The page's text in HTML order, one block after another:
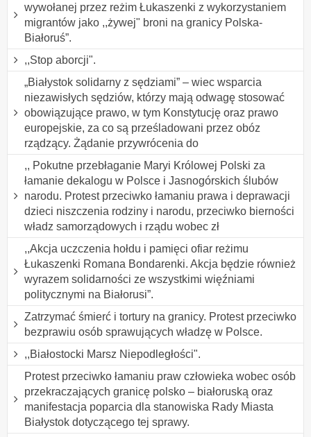
wywołanej przez reżim Łukaszenki z wykorzystaniem
migrantów jako ,,żywej" broni na granicy Polska-
Białoruś”.
,,Stop aborcji".
„Białystok solidarny z sędziami” – wiec wsparcia
niezawisłych sędziów, którzy mają odwagę stosować
obowiązujące prawo, w tym Konstytucję oraz prawo
europejskie, za co są prześladowani przez obóz
rządzący. Żądanie przywrócenia do
,, Pokutne przebłaganie Maryi Królowej Polski za
łamanie dekalogu w Polsce i Jasnogórskich ślubów
narodu. Protest przeciwko łamaniu prawa i deprawacji
dzieci niszczenia rodziny i narodu, przeciwko bierności
władz samorządowych i rządu wobec zł
,,Akcja uczczenia hołdu i pamięci ofiar reżimu
Łukaszenki Romana Bondarenki. Akcja będzie również
wyrazem solidarności ze wszystkimi więźniami
politycznymi na Białorusi”.
Zatrzymać śmierć i tortury na granicy. Protest przeciwko
bezprawiu osób sprawujących władzę w Polsce.
,,Białostocki Marsz Niepodległości".
Protest przeciwko łamaniu praw człowieka wobec osób
przekraczających granicę polsko – białoruską oraz
manifestacja poparcia dla stanowiska Rady Miasta
Białystok dotyczącego tej sprawy.